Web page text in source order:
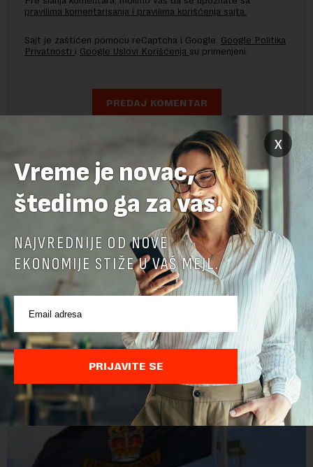
pravilima komentarisanja i pravilima korišćenja sajta.
Sajt je zaštićen pomocu reCaptcha i Google. Google Politika
Privatnosti i Google Uslovi Korišćenja su primenjeni.
POVEZANI SADRŽAJI
x
Vreme je novac,
štedimo ga za vas.
NAJVREDNIJE OD NOVE
EKONOMIJE STIŽE U VAŠ MEJL.
PRIJAVITE SE